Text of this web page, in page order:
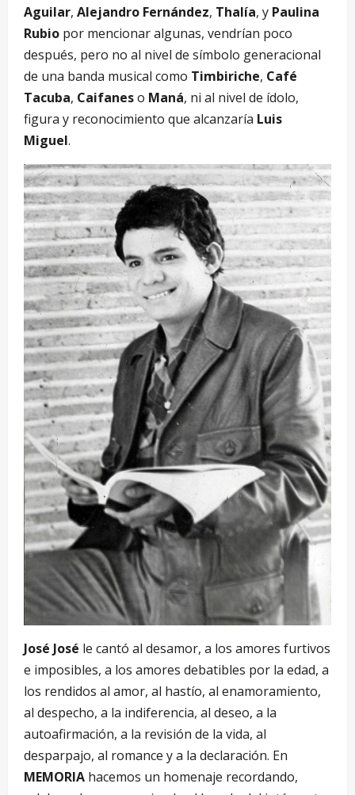
Aguilar, Alejandro Fernández, Thalía, y Paulina
Rubio por mencionar algunas, vendrían poco
después, pero no al nivel de símbolo generacional
de una banda musical como Timbiriche, Café
Tacuba, Caifaneso Maná, ni al nivel de ídolo,
figura y reconocimiento que alcanzaría Luis
Miguel.
José José le cantó al desamor, a los amores furtivos
e imposibles, a los amores debatibles por la edad, a
los rendidos al amor, al hastío, al enamoramiento,
al despecho, a la indiferencia, al deseo, a la
autoafirmación, a la revisión de la vida, al
desparpajo, al romance y a la declaración. En
MEMORIA hacemos un homenaje recordando,